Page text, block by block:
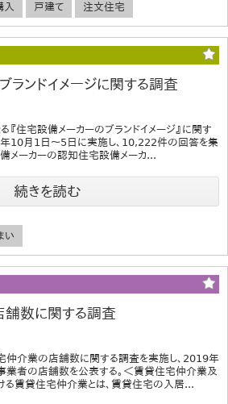
入 戸建て 注文住宅
ランドイメージに関する調査
『住宅設備メーカーのブランドイメージ』に関す
年10月1日～5日に実施し、10,222件の回答を集
メーカーの認知住宅設備メーカ...
続きを読む
い
数に関する調査
仲介業の店舗数に関する調査を実施し、2019年
者の店舗数を公表する。＜賃貸住宅仲介業及
る賃貸住宅仲介業とは、賃貸住宅の入居...